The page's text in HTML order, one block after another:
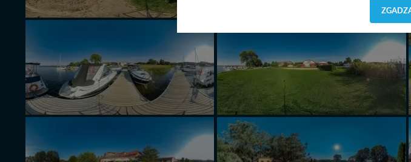
Wyjątkiem jest sytuacja, gdy przekazanie Twoich danych
Regulaminie Serwisu
Administratorem Twoich danych jest: Agencja
11-500 Giżycko. Możesz z nami skontaktować się za
W każdej chwili możesz: zażądać dostępu do swoich
przetwarzania. Pamiętaj jednak, że nie zawsze jest
informacji zawartych w plikach cookies. Twoja
przypadkach nie możemy tego zrobić za Ciebie.
Dziękujemy, i życzmy miłego odkrywania Mazur na nowo...